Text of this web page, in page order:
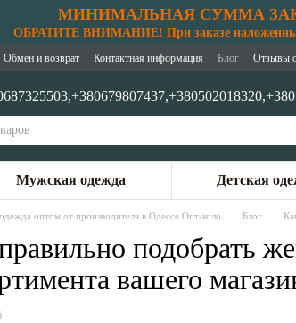
МИНИМАЛЬНАЯ СУММА
ОБРАТИТЕ ВНИМАНИЕ! При заказе наложенным
Обмен и возврат Контактная информация Блог Отзывы
+380679807437,+380502018320,
Мужская одежда Детская
оптом от производителя в Одессе Опт-коло Блог
подобрать
вашего